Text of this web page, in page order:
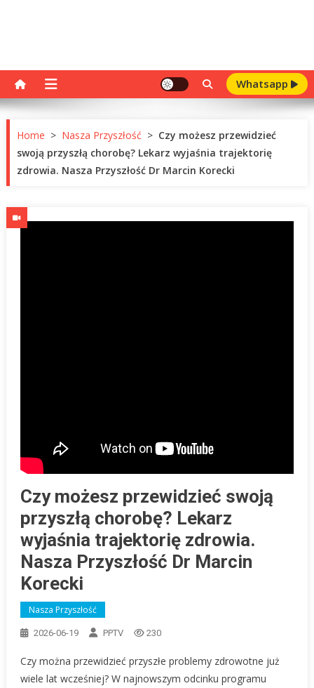
Whatsapp
Home > Nasza Przyszłość > Czy możesz przewidzieć
swoją przyszłą chorobę? Lekarz wyjaśnia trajektorię
zdrowia. Nasza Przyszłość Dr Marcin Korecki
Czy możesz przewidzieć swoją
przyszłą chorobę? Lekarz
wyjaśnia trajektorię zdrowia.
Nasza Przyszłość Dr Marcin
Korecki
Nasza Przyszłość
2026-06-19 PPTV 230
Czy można przewidzieć przyszłe problemy zdrowotne już
wiele lat wcześniej? W najnowszym odcinku programu